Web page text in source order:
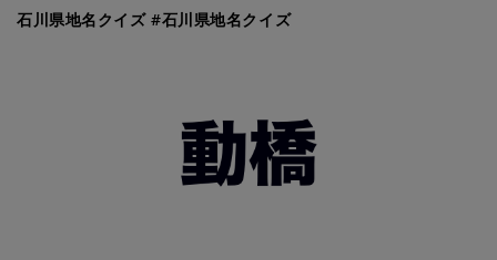
石川県地名クイズ #石川県地名クイズ